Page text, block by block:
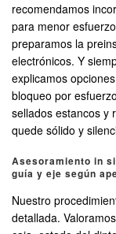
recomendamos
para menor
preparamos la
electrónicos. Y
explicamos
bloqueo por
sellados estancos y
quede sólido y
Asesoramiento in
guía y eje según
Nuestro
detallada.